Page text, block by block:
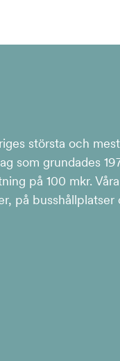
största och
som grundades
på 100 mkr.
på busshållplatser